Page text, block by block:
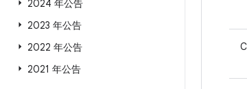
2024 年公告
2023 年公告
2022 年公告
2021 年公告